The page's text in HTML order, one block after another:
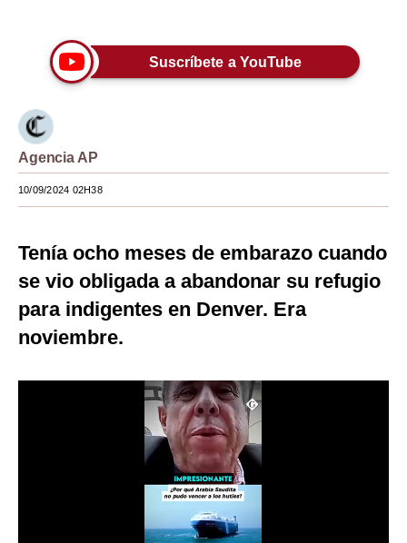
Viajes
Estilos
Mundo
España
Internacional
Tecnología
Club del Suscriptor
Suscríbete a YouTube
Agencia AP
10/09/2024 02H38
Tenía ocho meses de embarazo cuando
se vio obligada a abandonar su refugio
para indigentes en Denver. Era
noviembre.